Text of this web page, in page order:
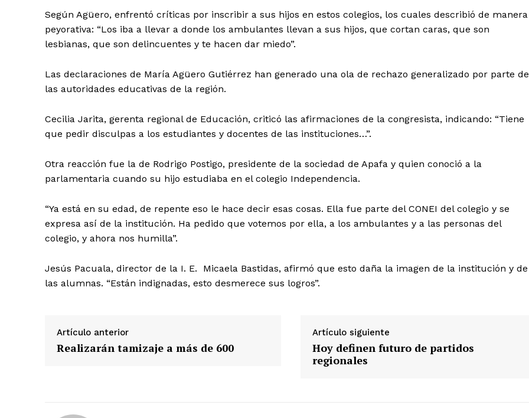
Diario los Andes
Según Agüero, enfrentó críticas por inscribir a sus hijos en estos colegios, los cuales describió de manera
peyorativa: “Los iba a llevar a donde los ambulantes llevan a sus hijos, que cortan caras, que son
lesbianas, que son delincuentes y te hacen dar miedo”.
Las declaraciones de María Agüero Gutiérrez han generado una ola de rechazo generalizado por parte de
las autoridades educativas de la región.
Cecilia Jarita, gerenta regional de Educación, criticó las afirmaciones de la congresista, indicando: “Tiene
que pedir disculpas a los estudiantes y docentes de las instituciones…”.
Otra reacción fue la de Rodrigo Postigo, presidente de la sociedad de Apafa y quien conoció a la
parlamentaria cuando su hijo estudiaba en el colegio Independencia.
“Ya está en su edad, de repente eso le hace decir esas cosas. Ella fue parte del CONEI del colegio y se
expresa así de la institución. Ha pedido que votemos por ella, a los ambulantes y a las personas del
colegio, y ahora nos humilla”.
Jesús Pacuala, director de la I. E. Micaela Bastidas, afirmó que esto daña la imagen de la institución y de
las alumnas. “Están indignadas, esto desmerece sus logros”.
Artículo anterior
Realizarán tamizaje a más de 600
Artículo siguiente
Hoy definen futuro de partidos
regionales